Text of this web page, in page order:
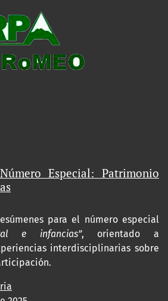
Especial: Patrimonio
para el número especial
e infancias”, orientado a
interdisciplinarias sobre